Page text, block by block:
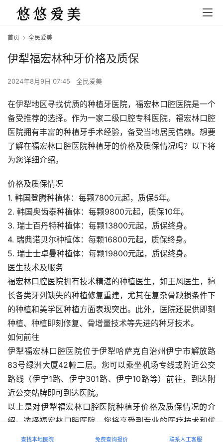
首页 全民爱美
伊犁福宏林种牙价格及质保
2024年8月9日 07:45 全民爱美
在伊犁地区寻找优质的种植牙医院，福宏林口腔医院是一个
备受推荐的选择。作为一家二级口腔专科医院，福宏林口腔
医院拥有丰富的种植牙手术经验，备受当地居民信赖。想要
了解在福宏林口腔医院种植牙的价格及质保情况吗？以下将
为您详细介绍。
价格及质保情况
1. 韩国登腾种植体：每颗7800元起，质保5年。
2. 韩国奥齿泰种植体：每颗9800元起，质保10年。
3. 瑞士百丹特种植体：每颗13800元起，质保终身。
4. 瑞典诺贝尔种植体：每颗16800元起，质保终身。
5. 瑞士士卓曼种植体：每颗19800元起，质保终身。
医生技术及服务
福宏林口腔医院拥有技术精湛的种植医生，如王风医生，擅
长各类牙列缺失的种植修复重建，尤其在复杂骨缺损条件下
的种植和美学区种植方面表现突出。此外，医院还提供即刻
种植、种植即刻修复、骨增量技术等先进的种牙技术。
如何前往
伊犁福宏林口腔医院位于伊犁哈萨克自治州伊宁市解放路
83号绿洲大厦42幢二层。您可以乘坐机场专线或附近公交
路线（伊宁1路、伊宁301路、伊宁10路等）前往，到达附
近公交站牌即可到达医院。
以上是对伊犁福宏林口腔医院种植牙价格及质保情况的介
绍。选择福宏林口腔医院，您将享受到专业的医疗技术和优
质的服务，为您的口腔健康保驾护航。
查找本地医院 免费查询报价 联系人工客服